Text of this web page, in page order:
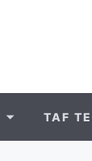
TAF